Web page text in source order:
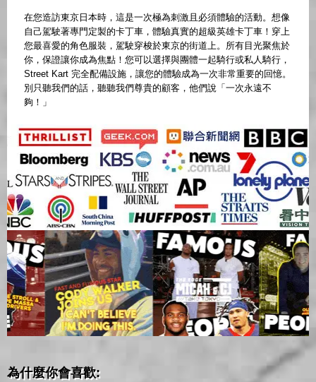
在您造訪東京日本時，這是一次極為刺激且必須體驗的活動。想像
自己駕駛著專門定製的卡丁車，體驗真實的超級英雄卡丁車！穿上
您最喜愛的角色服裝，駕駛穿梭於東京的街道上。所有目光聚焦於
你，保證讓你成為焦點！您可以選擇與團體一起騎行或私人騎行，
Street Kart 完全配備設施，讓您的體驗成為一次非常重要的回憶。
別只聽我們的話，聽聽我們尊貴的顧客，他們說「一次永遠不
夠！」
為什麼你會喜歡: